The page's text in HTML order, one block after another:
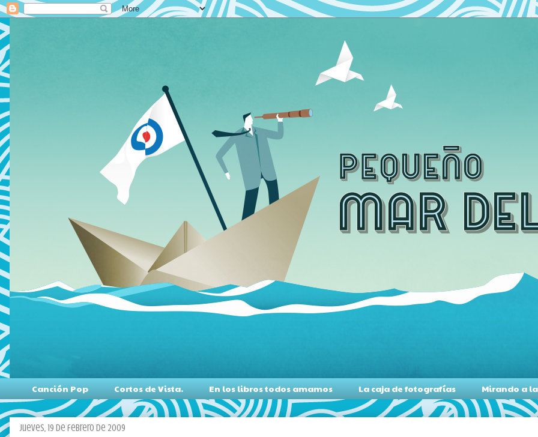
Canción Pop Cortos de Vista. En los libros todos amamos La caja de fotografías Mirando a
jueves, 19 de febrero de 2009